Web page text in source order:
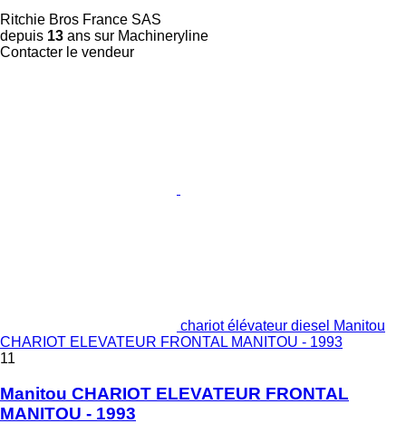
Ritchie Bros France SAS
depuis 13 ans sur Machineryline
Contacter le vendeur
chariot élévateur diesel Manitou
CHARIOT ELEVATEUR FRONTAL MANITOU - 1993
11
Manitou CHARIOT ELEVATEUR FRONTAL
MANITOU - 1993